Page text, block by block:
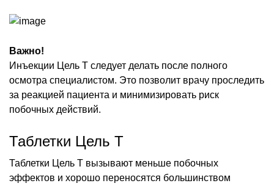
Важно!
Инъекции Цель Т следует делать после полного
осмотра специалистом. Это позволит врачу проследить
за реакцией пациента и минимизировать риск
побочных действий.
Таблетки Цель Т
Таблетки Цель Т вызывают меньше побочных
эффектов и хорошо переносятся большинством